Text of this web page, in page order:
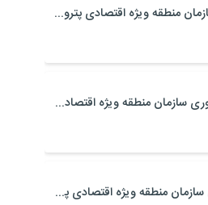
استقرار موکب سازمان منطقه ویژه اقتصادی پتروشیمی در محل تجمعات مردمی در میدان امام بندر ماهشهر
اطلاعیه مهم و فوری سازمان منطقه ویژه اقتصادی پتروشیمی
بازدید مدیرعامل سازمان منطقه ویژه اقتصادی پتروشیمی از موکب حضرت علی اکبر(ع) کارکنان منطقه ویژه اقتصادی پتروشیمی در مرز شلمچه